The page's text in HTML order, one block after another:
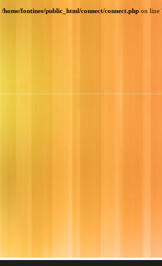
/home/fontinee/public_html/connect/connect.php on line